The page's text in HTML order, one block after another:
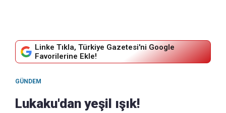
Linke Tıkla, Türkiye Gazetesi'ni Google
Favorilerine Ekle!
GÜNDEM
Lukaku'dan yeşil ışık!